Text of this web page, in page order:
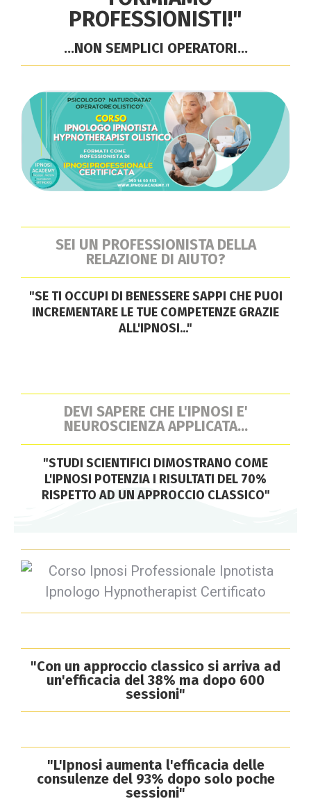
PROFESSIONISTI!"
...NON SEMPLICI OPERATORI...
SEI UN PROFESSIONISTA DELLA
RELAZIONE DI AIUTO?
"SE TI OCCUPI DI BENESSERE SAPPI CHE PUOI
INCREMENTARE LE TUE COMPETENZE GRAZIE
ALL'IPNOSI..."
DEVI SAPERE CHE L'IPNOSI E'
NEUROSCIENZA APPLICATA...
"STUDI SCIENTIFICI DIMOSTRANO COME
L'IPNOSI POTENZIA I RISULTATI DEL 70%
RISPETTO AD UN APPROCCIO CLASSICO"
"Con un approccio classico si arriva ad
un'efficacia del 38% ma dopo 600
sessioni"
"L'Ipnosi aumenta l'efficacia delle
consulenze del 93% dopo solo poche
sessioni"